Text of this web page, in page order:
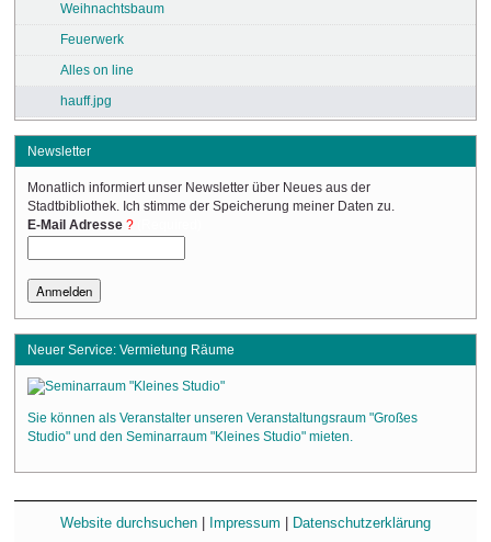
Weihnachtsbaum
Feuerwerk
Alles on line
hauff.jpg
Newsletter
Monatlich informiert unser Newsletter über Neues aus der
Stadtbibliothek. Ich stimme der Speicherung meiner Daten zu.
E-Mail Adresse
Neuer Service: Vermietung Räume
Sie können als Veranstalter unseren Veranstaltungsraum "Großes
Studio" und den Seminarraum "Kleines Studio" mieten.
Website durchsuchen Impressum Datenschutzerklärung